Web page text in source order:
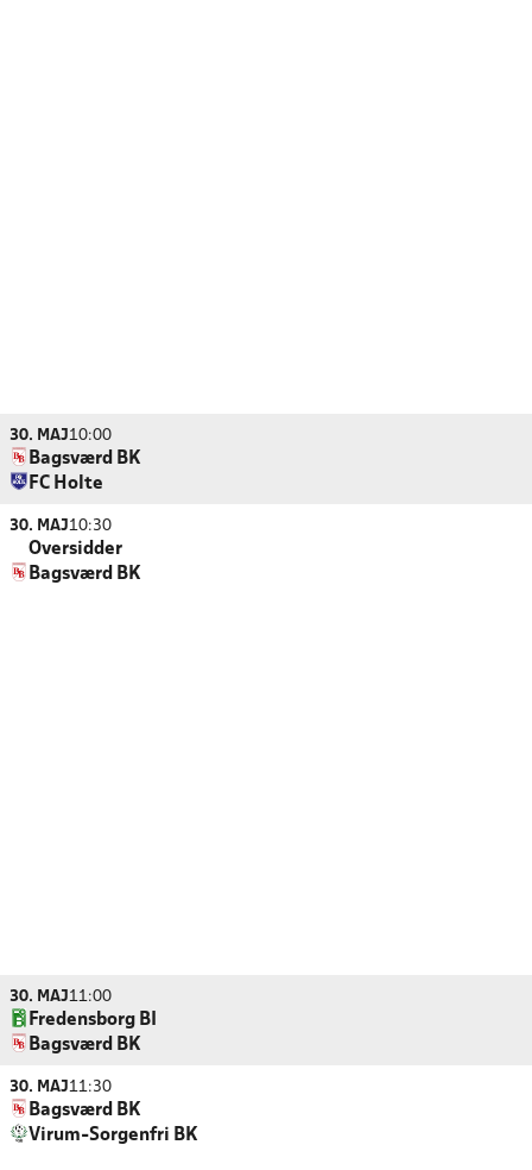
30. MAJ10:00
Bagsværd BK
FC Holte
30. MAJ10:30
Oversidder
Bagsværd BK
30. MAJ11:00
Fredensborg BI
Bagsværd BK
30. MAJ11:30
Bagsværd BK
Virum-Sorgenfri BK